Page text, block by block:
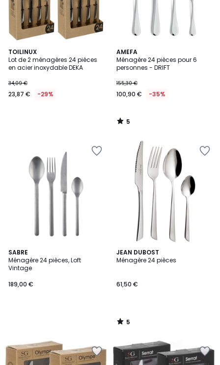
TOILINUX
Lot de 2 ménagères 24 pièces
en acier inoxydable DEKA
34,09 €
23,87 € -29%
AMEFA
Ménagère 24 pièces pour 6
personnes - DRIFT
155,30 €
100,90 € -35%
5
/
5
5
/
SABRE
Ménagère 24 pièces, Loft
Vintage
189,00 €
JEAN DUBOST
Ménagère 24 pièces
61,50 €
5
/
5
/